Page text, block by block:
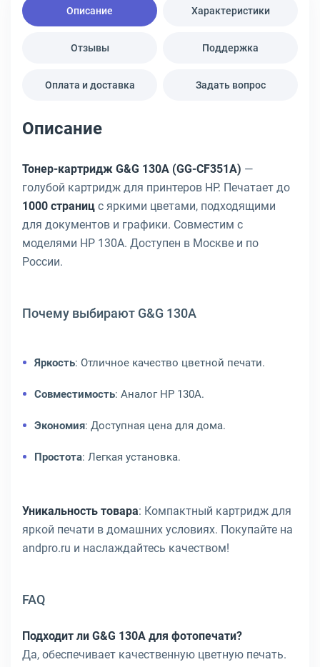
Описание Характеристики
Отзывы Поддержка
Оплата и доставка Задать вопрос
Описание
Тонер-картридж G&G 130A (GG-CF351A) —
голубой картридж для принтеров HP. Печатает до
1000 страниц с яркими цветами, подходящими
для документов и графики. Совместим с
моделями HP 130A. Доступен в Москве и по
России.
Почему выбирают G&G 130A
Яркость: Отличное качество цветной печати.
Совместимость: Аналог HP 130A.
Экономия: Доступная цена для дома.
Простота: Легкая установка.
Уникальность товара: Компактный картридж для
яркой печати в домашних условиях. Покупайте на
andpro.ru и наслаждайтесь качеством!
FAQ
Подходит ли G&G 130A для фотопечати?
Да, обеспечивает качественную цветную печать.